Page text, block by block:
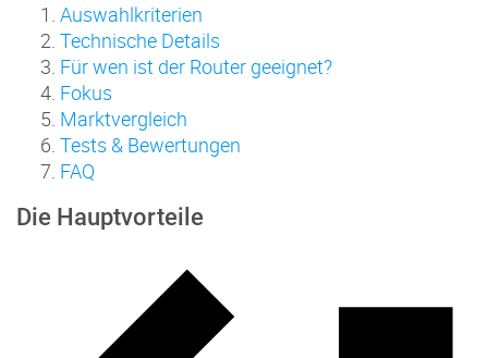
Auswahlkriterien
Technische Details
Für wen ist der Router geeignet?
Fokus
Marktvergleich
Tests & Bewertungen
FAQ
Die Hauptvorteile